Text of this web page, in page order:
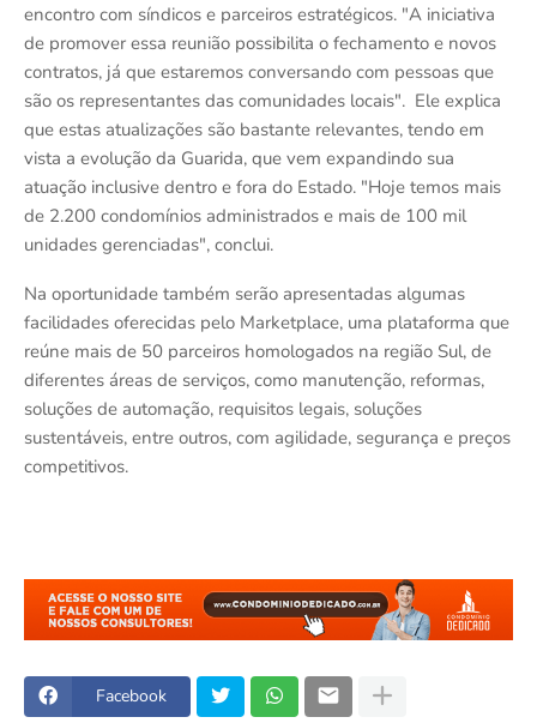
encontro com síndicos e parceiros estratégicos. "A iniciativa
de promover essa reunião possibilita o fechamento e novos
contratos, já que estaremos conversando com pessoas que
são os representantes das comunidades locais". Ele explica
que estas atualizações são bastante relevantes, tendo em
vista a evolução da Guarida, que vem expandindo sua
atuação inclusive dentro e fora do Estado. "Hoje temos mais
de 2.200 condomínios administrados e mais de 100 mil
unidades gerenciadas", conclui.
Na oportunidade também serão apresentadas algumas
facilidades oferecidas pelo Marketplace, uma plataforma que
reúne mais de 50 parceiros homologados na região Sul, de
diferentes áreas de serviços, como manutenção, reformas,
soluções de automação, requisitos legais, soluções
sustentáveis, entre outros, com agilidade, segurança e preços
competitivos.
Facebook